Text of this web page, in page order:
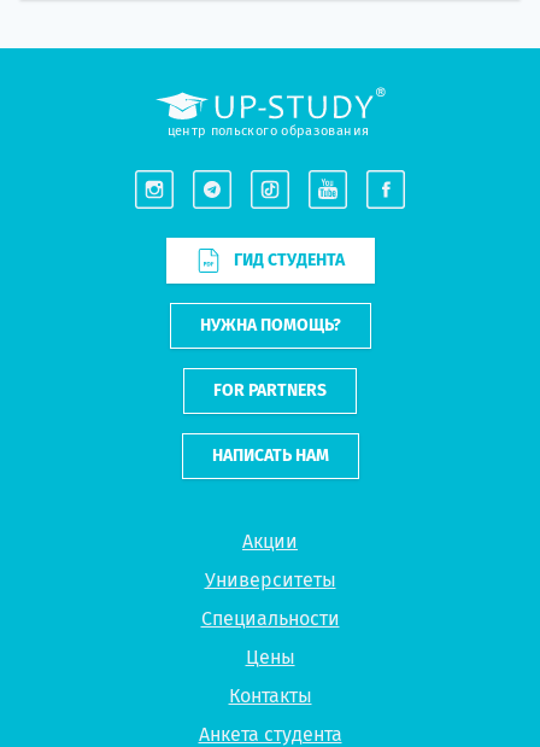
Акции
Университеты
Специальности
Цены
Контакты
Анкета студента
центр польского образования
ГИД СТУДЕНТА
НУЖНА ПОМОЩЬ?
FOR PARTNERS
НАПИСАТЬ НАМ